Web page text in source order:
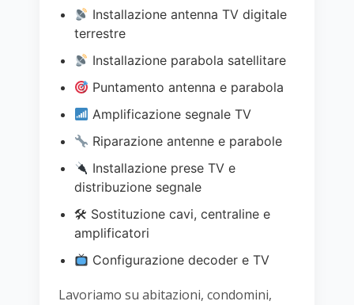
Installazione antenna TV digitale
terrestre
Installazione parabola satellitare
Puntamento antenna e parabola
Amplificazione segnale TV
Riparazione antenne e parabole
Installazione prese TV e
distribuzione segnale
🛠 Sostituzione cavi, centraline e
amplificatori
Configurazione decoder e TV
Lavoriamo su abitazioni, condomini,